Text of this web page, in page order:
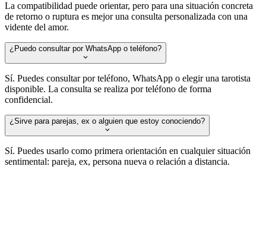
La compatibilidad puede orientar, pero para una situación concreta
de retorno o ruptura es mejor una consulta personalizada con una
vidente del amor.
¿Puedo consultar por WhatsApp o teléfono?
Sí. Puedes consultar por teléfono, WhatsApp o elegir una tarotista
disponible. La consulta se realiza por teléfono de forma
confidencial.
¿Sirve para parejas, ex o alguien que estoy conociendo?
Sí. Puedes usarlo como primera orientación en cualquier situación
sentimental: pareja, ex, persona nueva o relación a distancia.